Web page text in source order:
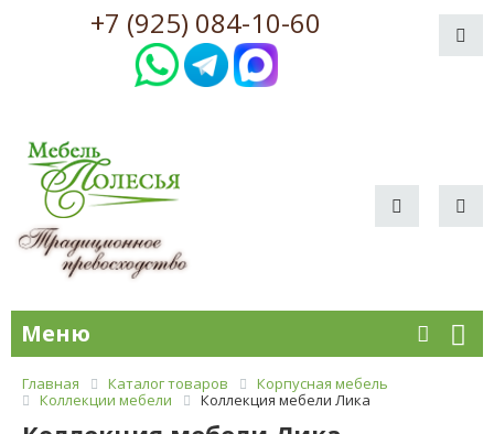
+7 (925) 084-10-60
Меню
Главная Каталог товаров
Корпусная мебель
Коллекции мебели
Коллекция мебели Лика